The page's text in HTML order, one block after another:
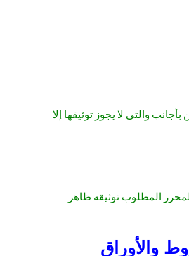
من المصريين بأجانب والتى لا يجوز توثيقها إلا
المطلوب توثيقه ظاهر
والأوراق